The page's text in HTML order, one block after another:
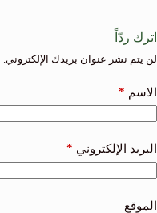
اترك ردّاً
لن يتم نشر عنوان بريدك الإلكتروني.
الاسم *
البريد الإلكتروني *
الموقع